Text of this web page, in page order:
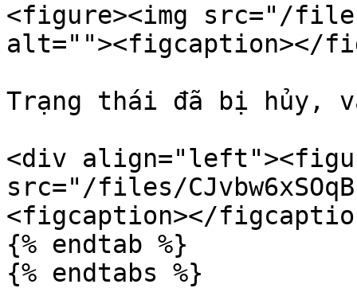
<figure><img src="/
alt=""><figcaption></
Trạng thái đã bị hủy,
<div
src="/files/
<figcaption></
{% endtab %}
{% endtabs %}